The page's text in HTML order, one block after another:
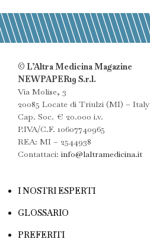
© L’Altra Medicina Magazine
NEWPAPER19 S.r.l.
Via Molise, 3
20085 Locate di Triulzi (MI) – Italy
Cap. Soc. € 20.000 i.v.
P.IVA/C.F. 10607740965
REA: MI – 2544938
Contattaci: info@laltramedicina.it
I NOSTRI ESPERTI
GLOSSARIO
PREFERITI